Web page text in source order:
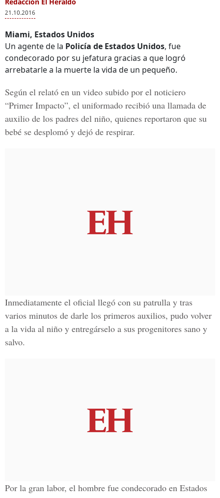
21.10.2016
Miami, Estados Unidos
Un agente de la Policía de Estados Unidos, fue
condecorado por su jefatura gracias a que logró
arrebatarle a la muerte la vida de un pequeño.
Según el relató en un video subido por el noticiero
“Primer Impacto”, el uniformado recibió una llamada de
auxilio de los padres del niño, quienes reportaron que su
bebé se desplomó y dejó de respirar.
Inmediatamente el oficial llegó con su patrulla y tras
varios minutos de darle los primeros auxilios, pudo volver
a la vida al niño y entregárselo a sus progenitores sano y
salvo.
Por la gran labor, el hombre fue condecorado en Estados